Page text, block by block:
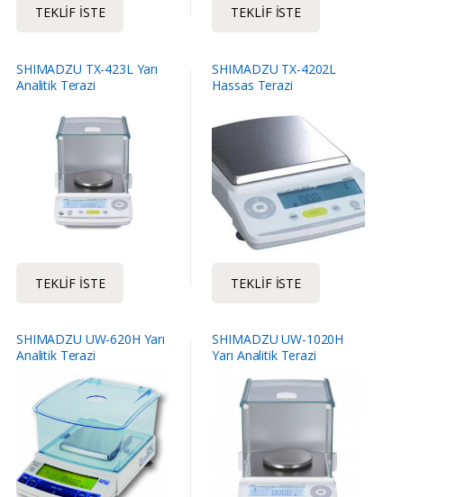
TEKLIF İSTE TEKLIF İSTE
SHIMADZU TX-423L Yarı
Analitik Terazi
TEKLIF İSTE
SHIMADZU TX-4202L
Hassas Terazi
TEKLIF İSTE
SHIMADZU UW-620H Yarı
Analitik Terazi
SHIMADZU UW-1020H
Yarı Analitik Terazi